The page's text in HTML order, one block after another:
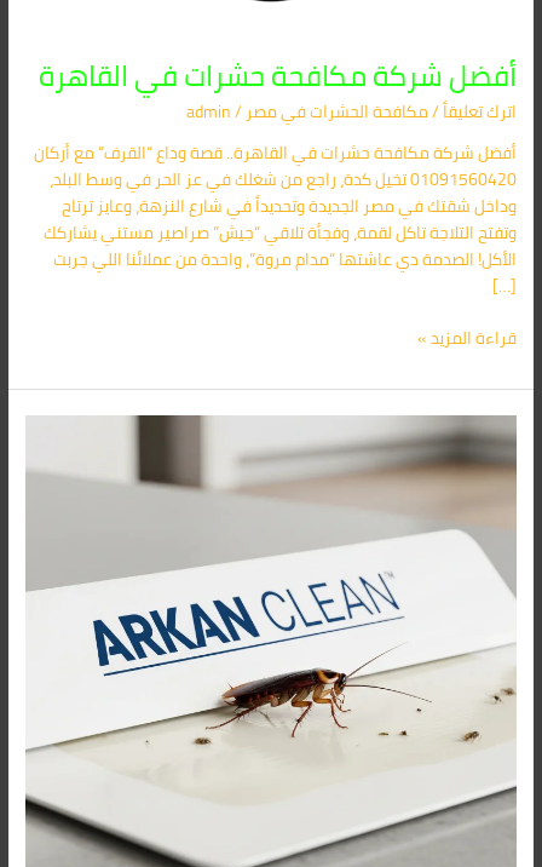
أفضل شركة مكافحة حشرات في القاهرة
اترك تعليقاً/مكافحة الحشرات في مصر/
admin
أفضل شركة مكافحة حشرات في القاهرة.. قصة وداع “القرف” مع أركان
01091560420 تخيل كدة، راجع من شغلك في عز الحر في وسط البلد،
وداخل شقتك في مصر الجديدة وتحديداً في شارع النزهة، وعايز ترتاح
وتفتح التلاجة تاكل لقمة، وفجأة تلاقي “جيش” صراصير مستني يشاركك
الأكل! الصدمة دي عاشتها “مدام مروة”، واحدة من عملائنا اللي جربت
[…]
قراءة المزيد »
شركة
أركان
لمكافحة
مصر:
للمستشفيات
والمنازل
اتصل
الآن
01091560420